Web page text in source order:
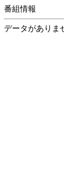
番組情報
データがありま